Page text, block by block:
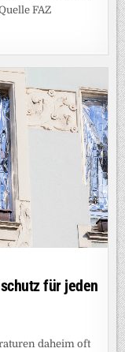
FAZ
für jeden
daheim oft